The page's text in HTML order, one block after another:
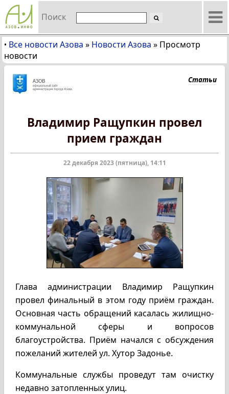
Поиск
• Все новости Азова » Новости Азова » Просмотр
новости
Статьи
Владимир Ращупкин провел
прием граждан
22 декабря 2023 (пятница), 14:11
Глава администрации Владимир Ращупкин
провел финальный в этом году приём граждан.
Основная часть обращений касалась жилищно-
коммунальной сферы и вопросов
благоустройства. Приём начался с обсуждения
пожеланий жителей ул. Хутор Задонье.
Коммунальные службы проведут там очистку
недавно затопленных улиц.